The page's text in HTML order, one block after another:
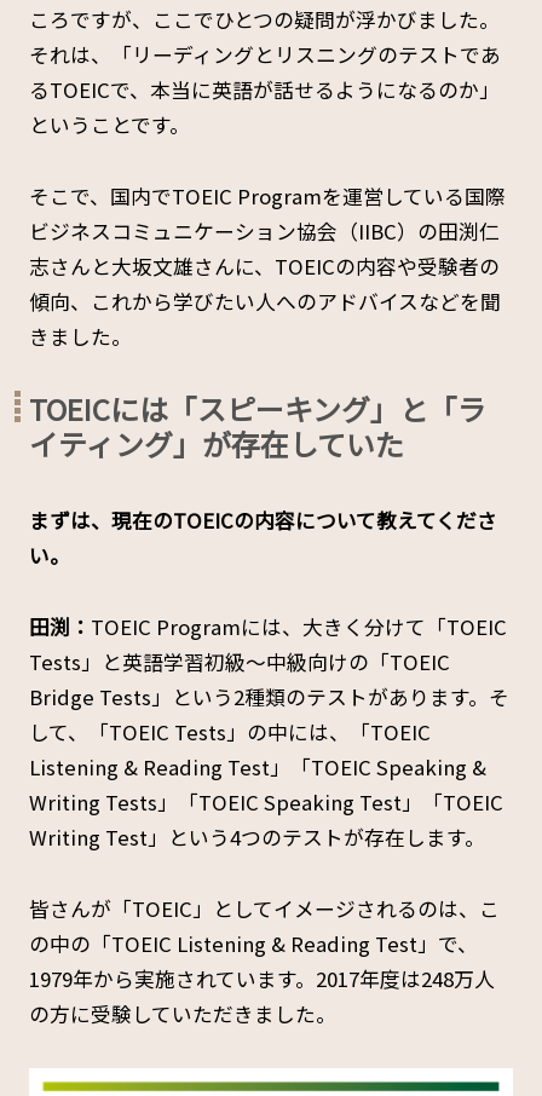
ころですが、ここでひとつの疑問が浮かびました。
それは、「リーディングとリスニングのテストであ
るTOEICで、本当に英語が話せるようになるのか」
ということです。
そこで、国内でTOEIC Programを運営している国際
ビジネスコミュニケーション協会（IIBC）の田渕仁
志さんと大坂文雄さんに、TOEICの内容や受験者の
傾向、これから学びたい人へのアドバイスなどを聞
きました。
TOEICには「スピーキング」と「ラ
イティング」が存在していた
――まずは、現在のTOEICの内容について教えてくださ
い。
田渕： TOEIC Programには、大きく分けて「TOEIC
Tests」と英語学習初級～中級向けの「TOEIC
Bridge Tests」という2種類のテストがあります。そ
して、「TOEIC Tests」の中には、「TOEIC
Listening & Reading Test」「TOEIC Speaking &
Writing Tests」「TOEIC Speaking Test」「TOEIC
Writing Test」という4つのテストが存在します。
皆さんが「TOEIC」としてイメージされるのは、こ
の中の「TOEIC Listening & Reading Test」で、
1979年から実施されています。2017年度は248万人
の方に受験していただきました。